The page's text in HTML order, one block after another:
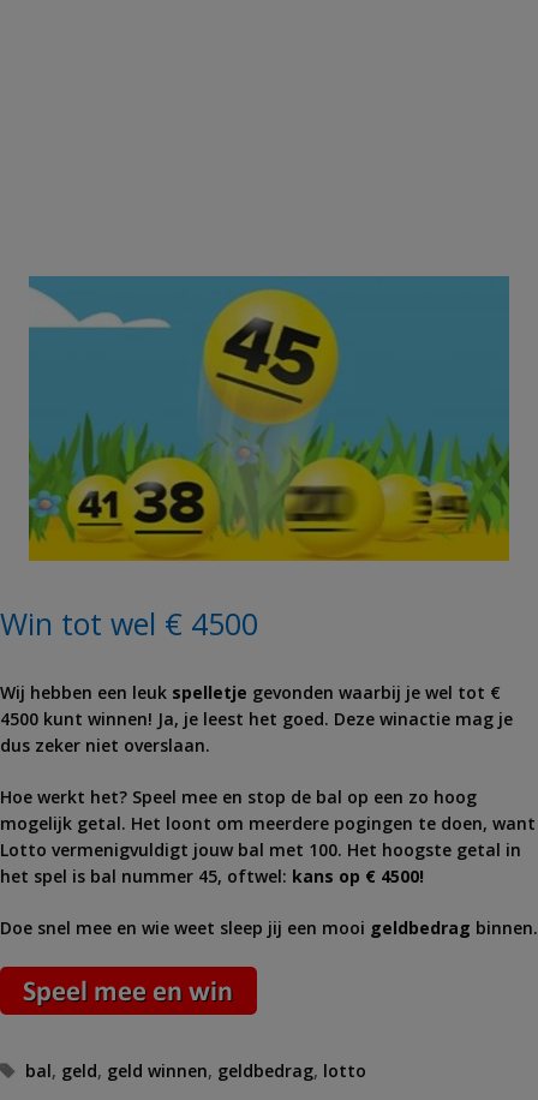
Win tot wel € 4500
Wij hebben een leuk spelletje gevonden waarbij je wel tot €
4500 kunt winnen! Ja, je leest het goed. Deze winactie mag je
dus zeker niet overslaan.
Hoe werkt het? Speel mee en stop de bal op een zo hoog
mogelijk getal. Het loont om meerdere pogingen te doen, want
Lotto vermenigvuldigt jouw bal met 100. Het hoogste getal in
het spel is bal nummer 45, oftwel: kans op € 4500!
Doe snel mee en wie weet sleep jij een mooi geldbedrag binnen.
Tags
bal, geld, geld winnen, geldbedrag, lotto